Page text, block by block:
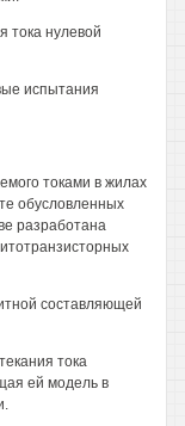
тока нулевой
испытания
токами в жилах
обусловленных
разработана
составляющей
тока
ей модель в